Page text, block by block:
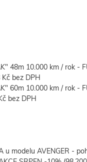
48m 10.000 km / rok -
bez DPH
60m 10.000 km / rok -
bez DPH
u modelu AVENGER -